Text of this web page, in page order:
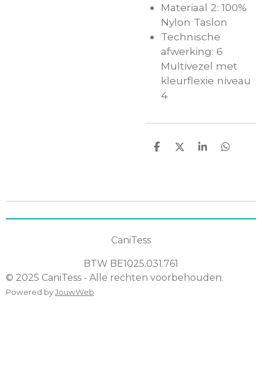
Materiaal 2: 100%
Nylon Taslon
Technische
afwerking: 6
Multivezel met
kleurflexie niveau
4
D
D
S
D
CaniTess
BTW BE1025.031.761
© 2025 CaniTess - Alle rechten voorbehouden.
Powered byJouwWeb